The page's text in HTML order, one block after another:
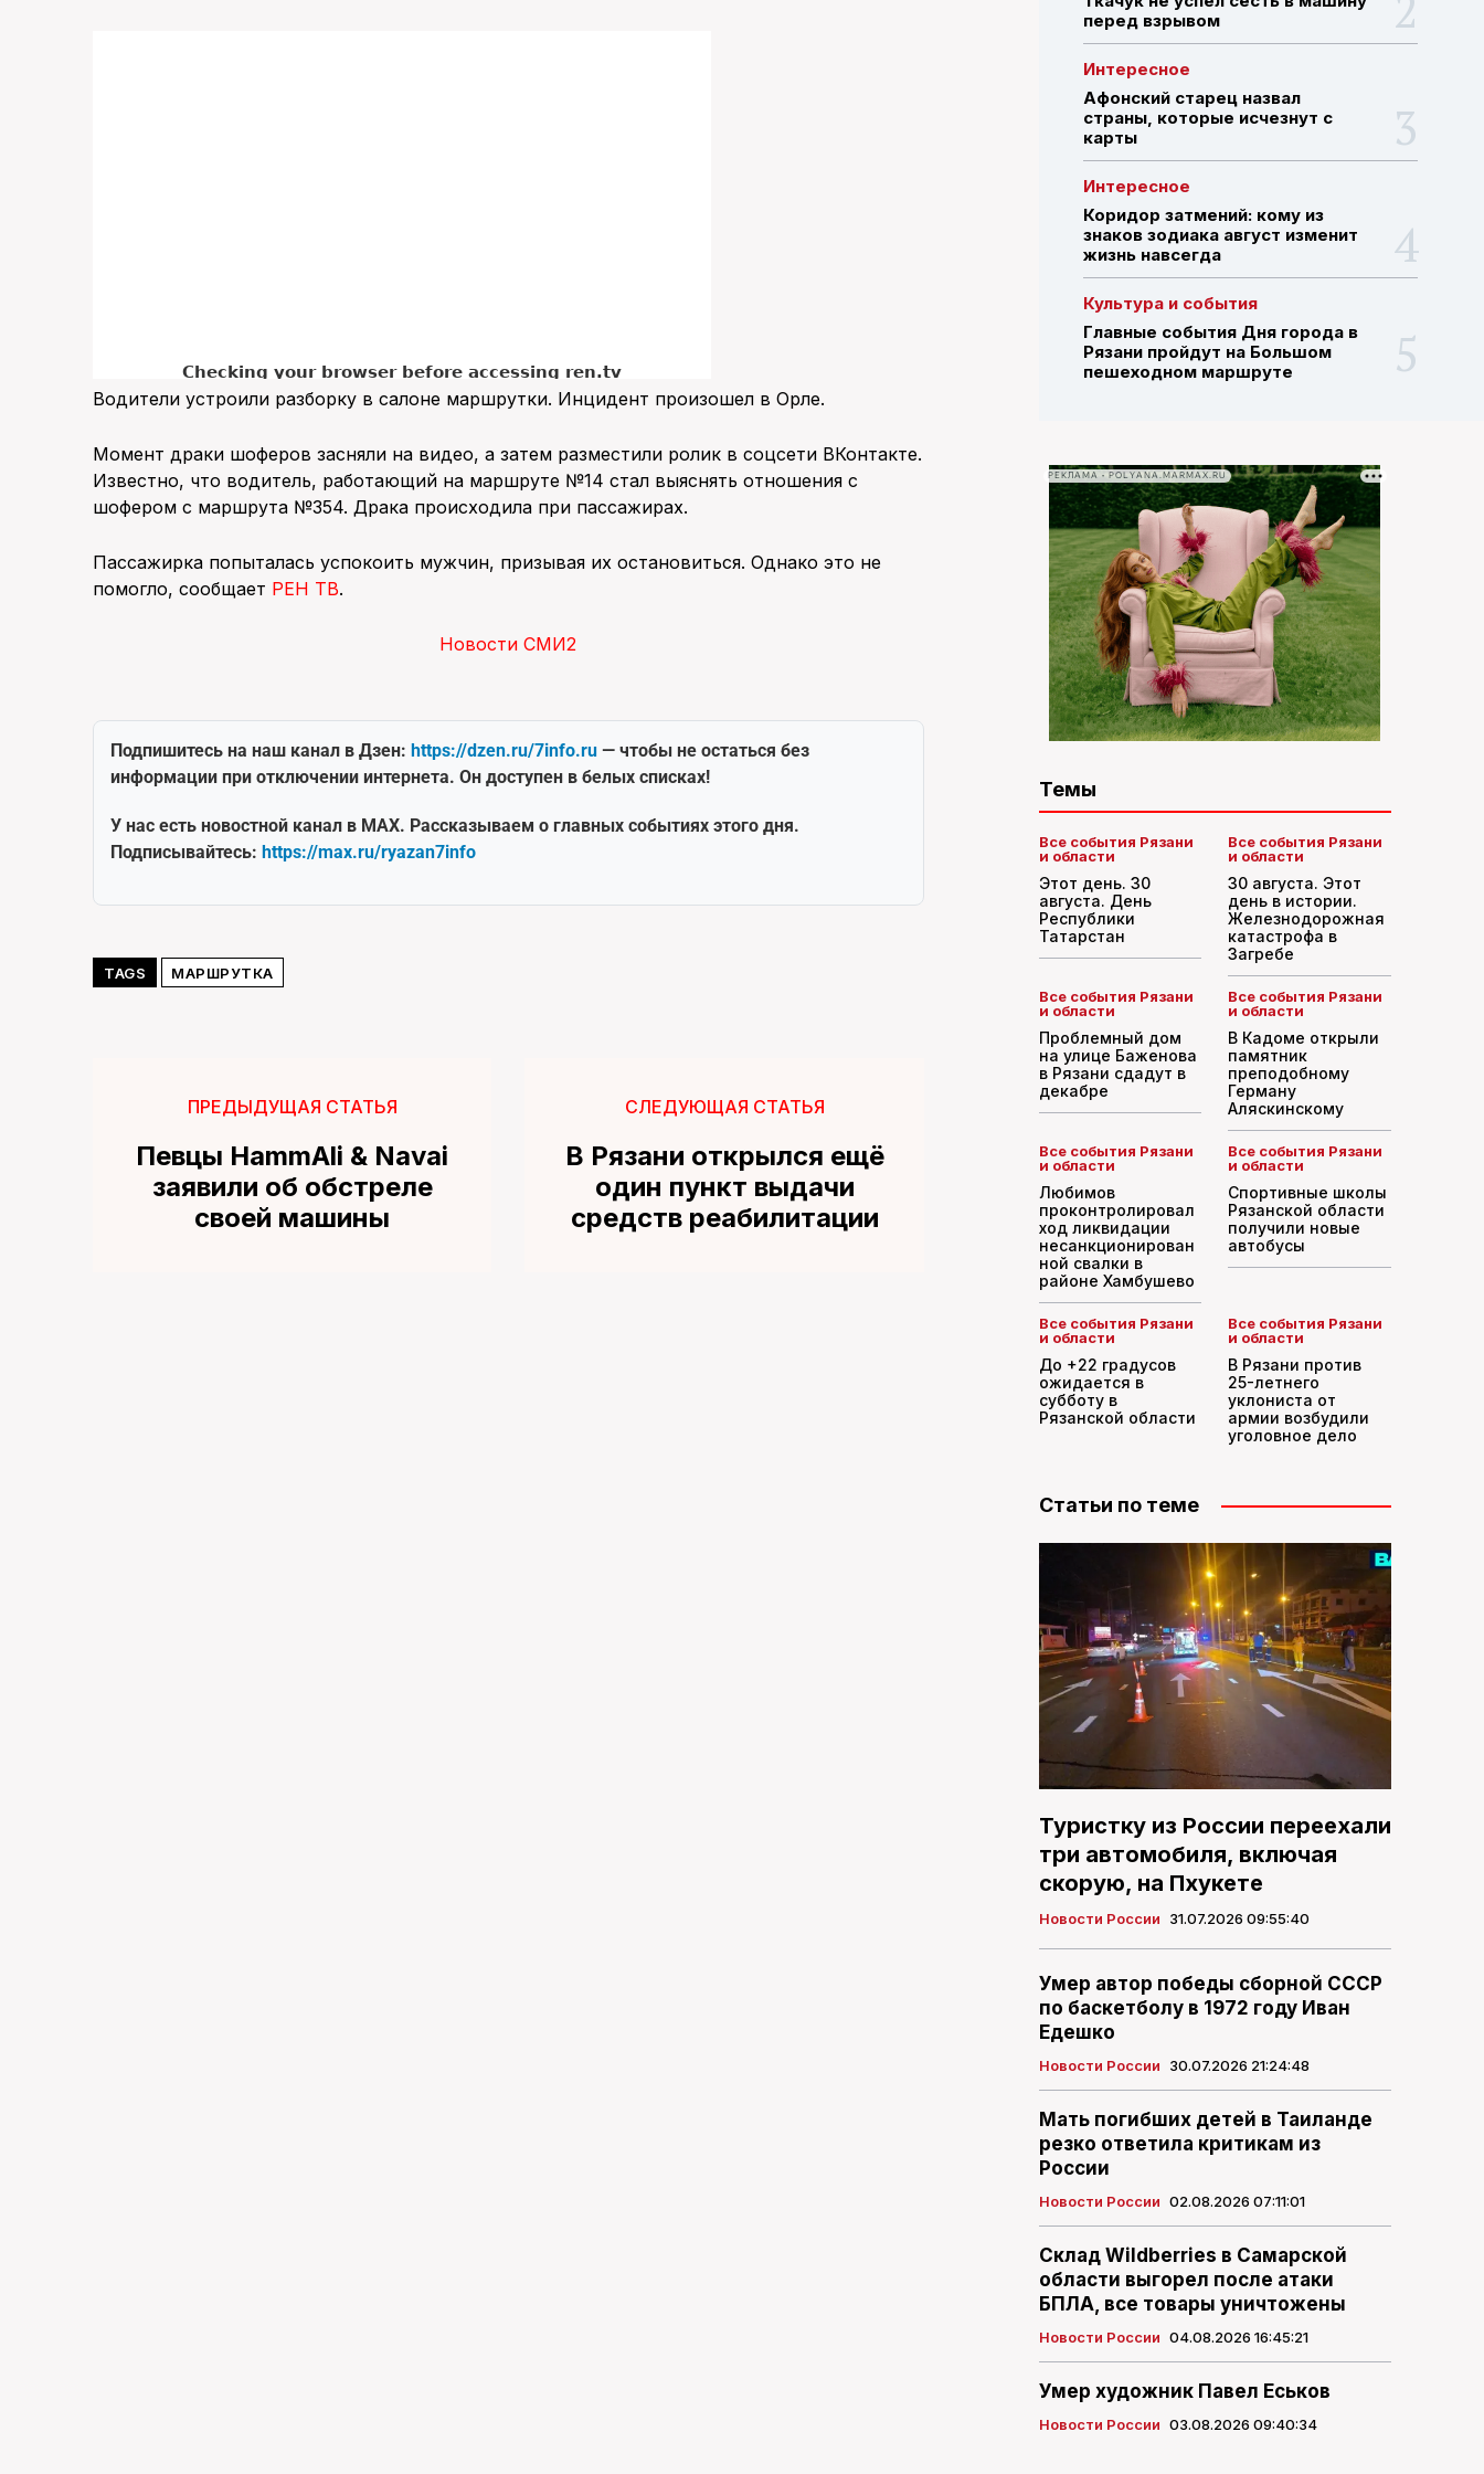
ПОИСК ПО САЙТУ
Водители устроили разборку в салоне маршрутки. Инцидент произошел в Орле.
Момент драки шоферов засняли на видео, а затем разместили ролик в соцсети ВКонтакте.
Известно, что водитель, работающий на маршруте №14 стал выяснять отношения с
шофером с маршрута №354. Драка происходила при пассажирах.
Пассажирка попыталась успокоить мужчин, призывая их остановиться. Однако это не
помогло, сообщает РЕН ТВ.
Новости СМИ2
Подпишитесь на наш канал в Дзен: https://dzen.ru/7info.ru — чтобы не остаться без
информации при отключении интернета. Он доступен в белых списках!
У нас есть новостной канал в MAX. Рассказываем о главных событиях этого дня.
Подписывайтесь: https://max.ru/ryazan7info
TAGS МАРШРУТКА
ПРЕДЫДУЩАЯ СТАТЬЯ
Певцы HammAli & Navai
заявили об обстреле
своей машины
СЛЕДУЮЩАЯ СТАТЬЯ
В Рязани открылся ещё
один пункт выдачи
средств реабилитации
перед взрывом
Интересное
Афонский старец назвал
страны, которые исчезнут с
карты
Интересное
Коридор затмений: кому из
знаков зодиака август изменит
жизнь навсегда
Культура и события
Главные события Дня города в
Рязани пройдут на Большом
пешеходном маршруте
РЕКЛАМА • POLYANA.MARMAX.RU
Темы
Все события Рязани
и области
Этот день. 30
августа. День
Республики
Татарстан
Все события Рязани
и области
30 августа. Этот
день в истории.
Железнодорожная
катастрофа в
Загребе
Все события Рязани
и области
Проблемный дом
на улице Баженова
в Рязани сдадут в
декабре
Все события Рязани
и области
В Кадоме открыли
памятник
преподобному
Герману
Аляскинскому
Все события Рязани
и области
Любимов
проконтролировал
ход ликвидации
несанкционирован
ной свалки в
районе Хамбушево
Все события Рязани
и области
Спортивные школы
Рязанской области
получили новые
автобусы
Все события Рязани
и области
До +22 градусов
ожидается в
субботу в
Рязанской области
Все события Рязани
и области
В Рязани против
25-летнего
уклониста от
армии возбудили
уголовное дело
Статьи по теме
Туристку из России переехали
три автомобиля, включая
скорую, на Пхукете
Новости России 31.07.2026 09:55:40
Умер автор победы сборной СССР
по баскетболу в 1972 году Иван
Едешко
Новости России 30.07.2026 21:24:48
Мать погибших детей в Таиланде
резко ответила критикам из
России
Новости России 02.08.2026 07:11:01
Склад Wildberries в Самарской
области выгорел после атаки
БПЛА, все товары уничтожены
Новости России 04.08.2026 16:45:21
Умер художник Павел Еськов
Новости России 03.08.2026 09:40:34